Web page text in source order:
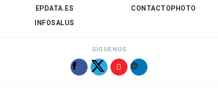
EPDATA.ES
INFOSALUS
CONTACTOPHOTO
SÍGUENOS